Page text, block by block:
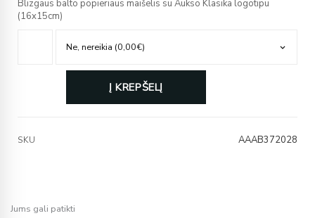
Blizgaus balto popieriaus maišelis su Aukso Klasika logotipu
(16x15cm)
Į KREPŠELĮ
SKU AAAB372028
Jums gali patikti